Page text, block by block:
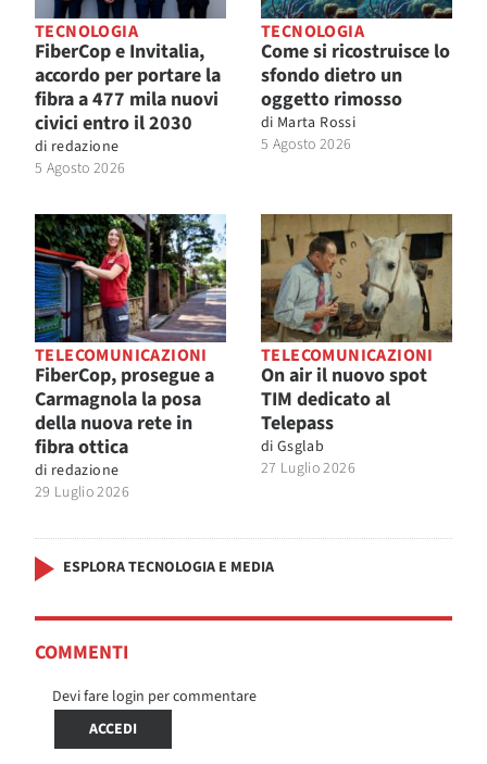
TECNOLOGIA
FiberCop e Invitalia,
accordo per portare la
fibra a 477 mila nuovi
civici entro il 2030
di redazione
5 Agosto 2026
TECNOLOGIA
Come si ricostruisce lo
sfondo dietro un
oggetto rimosso
di Marta Rossi
5 Agosto 2026
TELECOMUNICAZIONI
FiberCop, prosegue a
Carmagnola la posa
della nuova rete in
fibra ottica
di redazione
29 Luglio 2026
TELECOMUNICAZIONI
On air il nuovo spot
TIM dedicato al
Telepass
di Gsglab
27 Luglio 2026
ESPLORA TECNOLOGIA E MEDIA
COMMENTI
Devi fare login per commentare
ACCEDI